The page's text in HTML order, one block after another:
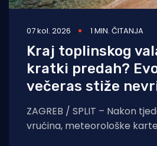
07 kol. 2026 1 MIN. ČITANJA
Kraj toplinskog
kratki predah?
večeras stiže
ZAGREB / SPLIT – Nakon
vrućina, meteorološke